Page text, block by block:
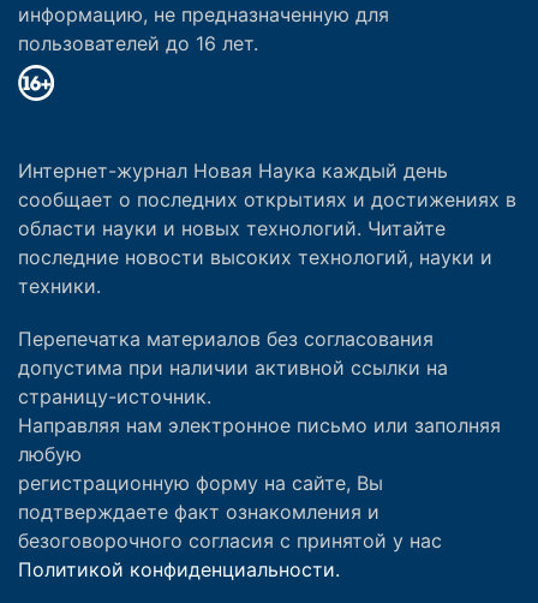
информацию, не предназначенную для
пользователей до 16 лет.
Интернет-журнал Новая Наука каждый день
сообщает о последних открытиях и достижениях в
области науки и новых технологий. Читайте
последние новости высоких технологий, науки и
техники.
Перепечатка материалов без согласования
допустима при наличии активной ссылки на
страницу-источник.
Направляя нам электронное письмо или заполняя
любую
регистрационную форму на сайте, Вы
подтверждаете факт ознакомления и
безоговорочного согласия с принятой у нас
Политикой конфиденциальности.